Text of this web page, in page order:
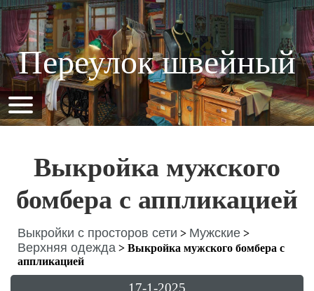
Переулок швейный
Выкройка мужского
бомбера с аппликацией
Выкройки с просторов сети > Мужские >
Верхняя одежда > Выкройка мужского бомбера с
аппликацией
17-1-2025